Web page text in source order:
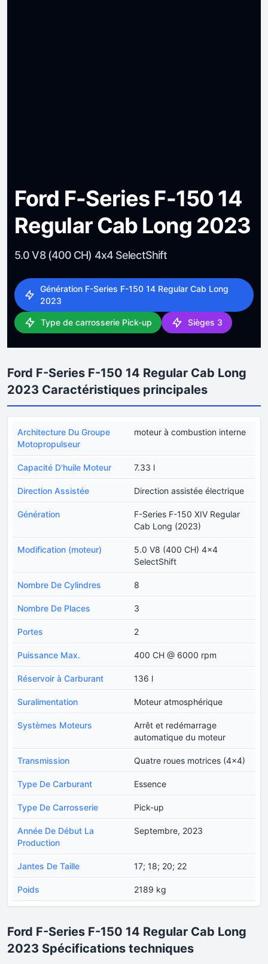
Ford F-Series F-150 14
Regular Cab Long 2023
5.0 V8 (400 CH) 4x4 SelectShift
Génération F-Series F-150 14 Regular Cab Long
2023
Type de carrosserie Pick-up Sièges 3
Ford F-Series F-150 14 Regular Cab Long
2023 Caractéristiques principales
Architecture Du Groupe
Motopropulseur
moteur à combustion interne
Capacité D'huile Moteur 7.33 l
Direction Assistée Direction assistée électrique
Génération
F-Series F-150 XIV Regular
Cab Long (2023)
Modification (moteur)
5.0 V8 (400 CH) 4x4
SelectShift
Nombre De Cylindres 8
Nombre De Places 3
Portes 2
Puissance Max. 400 CH @ 6000 rpm
Réservoir à Carburant 136 l
Suralimentation Moteur atmosphérique
Systèmes Moteurs
Arrêt et redémarrage
automatique du moteur
Transmission Quatre roues motrices (4x4)
Type De Carburant Essence
Type De Carrosserie Pick-up
Année De Début La
Production
Septembre, 2023
Jantes De Taille 17; 18; 20; 22
Poids 2189 kg
Ford F-Series F-150 14 Regular Cab Long
2023 Spécifications techniques